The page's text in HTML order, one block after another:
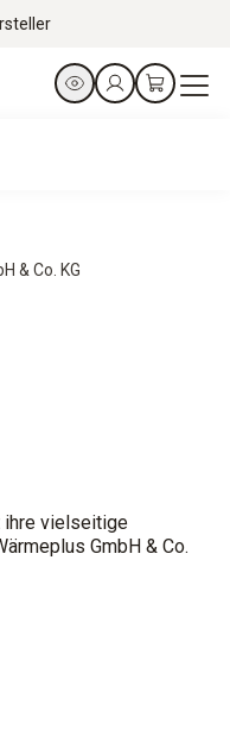
& Co. KG
ihre vielseitige
GmbH & Co.